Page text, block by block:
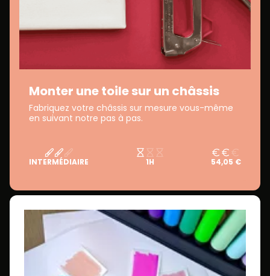
Monter une toile sur un châssis
Fabriquez votre châssis sur mesure vous-même
en suivant notre pas à pas.
INTERMÉDIAIRE 1H 54,05 €